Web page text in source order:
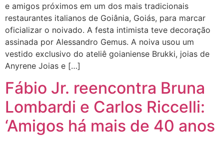
e amigos próximos em um dos mais tradicionais
restaurantes italianos de Goiânia, Goiás, para marcar
oficializar o noivado. A festa intimista teve decoração
assinada por Alessandro Gemus. A noiva usou um
vestido exclusivo do ateliê goianiense Brukki, joias de
Anyrene Joias e […]
Fábio Jr. reencontra Bruna
Lombardi e Carlos Riccelli:
‘Amigos há mais de 40 anos